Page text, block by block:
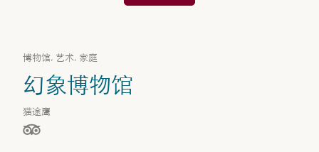
博物馆, 艺术, 家庭
幻象博物馆
猫途鹰
星级（按 5 星制评分），依据为